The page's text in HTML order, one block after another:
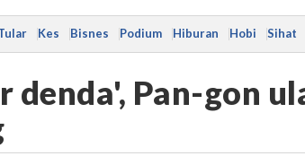
Kes Bisnes Podium Hiburan Hobi Sihat
Pan-gon